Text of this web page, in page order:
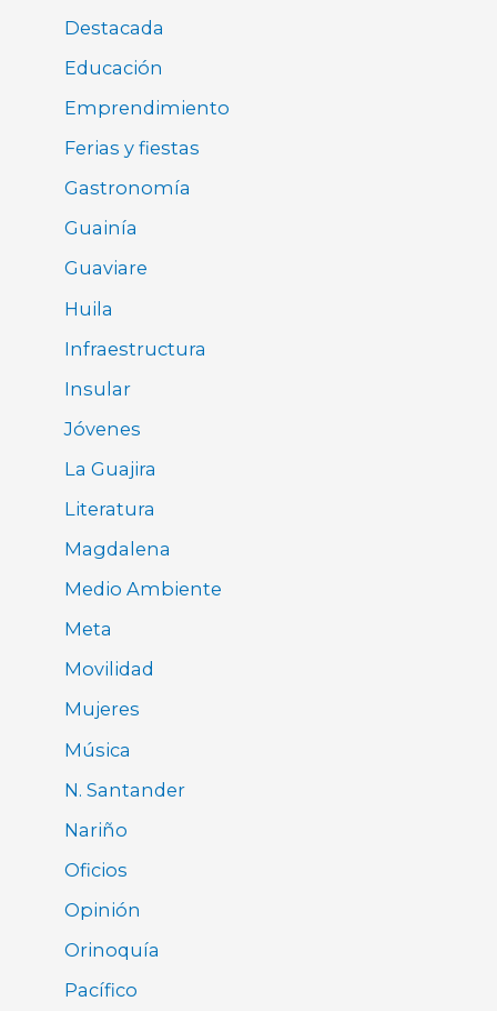
Destacada
Educación
Emprendimiento
Ferias y fiestas
Gastronomía
Guainía
Guaviare
Huila
Infraestructura
Insular
Jóvenes
La Guajira
Literatura
Magdalena
Medio Ambiente
Meta
Movilidad
Mujeres
Música
N. Santander
Nariño
Oficios
Opinión
Orinoquía
Pacífico